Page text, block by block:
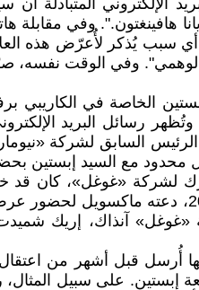
المتبادلة أن
هافينغتون.". وفي مقابلة
أي سبب يُذكر لأُعرّض هذه
وفي الوقت نفسه،
الخاصة في الكاريبي
رسائل البريد
كما تناول الرئيس السابق
لشركة «غوغل»، كان قد
سنوات من اتهام إبستين بالاعتداء الجنسي على قاصرات.
آنذاك، إريك